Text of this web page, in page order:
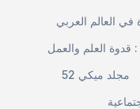
في العالم العربي
العلم والعمل
مجلد ميكي 52